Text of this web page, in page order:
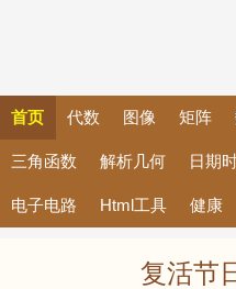
首页 代数 图像 矩阵
三角函数 解析几何 日期
电子电路 Html工具 健康
复活节